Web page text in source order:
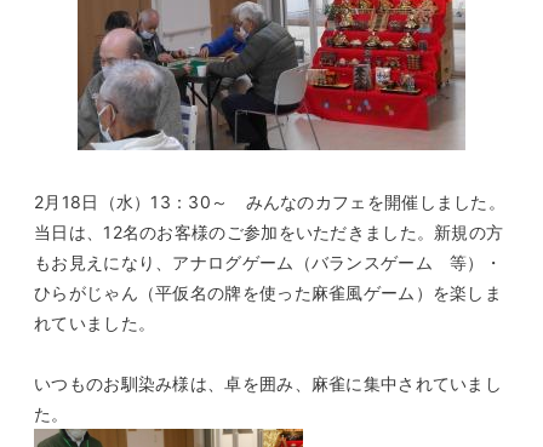
2月18日（水）13：30～ みんなのカフェを開催しました。
当日は、12名のお客様のご参加をいただきました。新規の方
もお見えになり、アナログゲーム（バランスゲーム 等）・
ひらがじゃん（平仮名の牌を使った麻雀風ゲーム）を楽しま
れていました。
いつものお馴染み様は、卓を囲み、麻雀に集中されていまし
た。